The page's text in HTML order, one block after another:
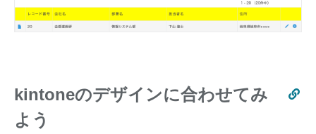
kintoneのデザインに合わせてみ
よう